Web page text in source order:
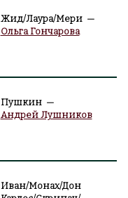
Жид/Лаура/Мери —
Ольга Гончарова
Пушкин —
Андрей Лушников
Иван/Монах/Дон